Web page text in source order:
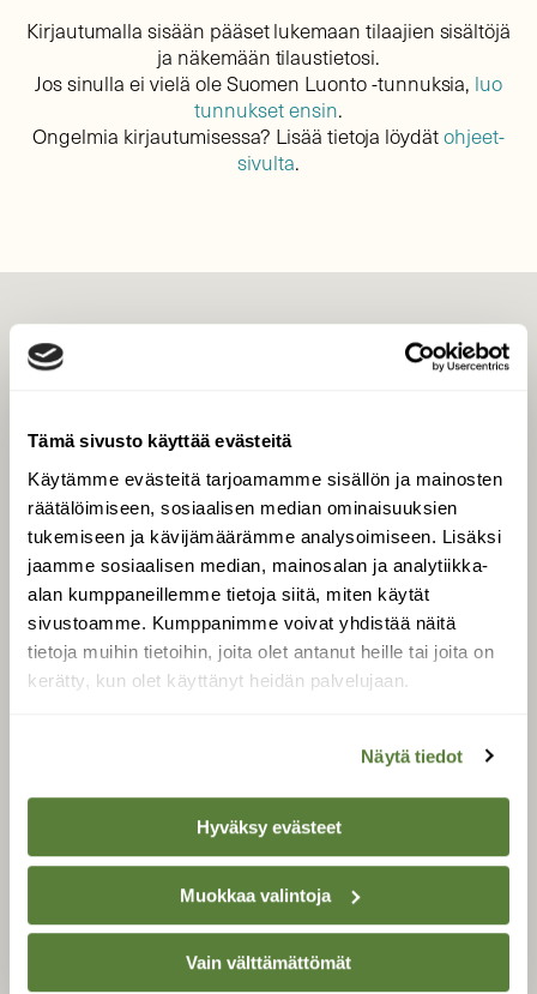
Tämä sivusto käyttää evästeitä
Käytämme evästeitä tarjoamamme sisällön ja mainosten
räätälöimiseen, sosiaalisen median ominaisuuksien
tukemiseen ja kävijämäärämme analysoimiseen. Lisäksi
jaamme sosiaalisen median, mainosalan ja analytiikka-
alan kumppaneillemme tietoja siitä, miten käytät
sivustoamme. Kumppanimme voivat yhdistää näitä
tietoja muihin tietoihin, joita olet antanut heille tai joita on
kerätty, kun olet käyttänyt heidän palvelujaan.
Näytä tiedot
Hyväksy evästeet
Muokkaa valintoja
Vain välttämättömät
Kirjautumalla sisään pääset lukemaan tilaajien sisältöjä
ja näkemään tilaustietosi.
Jos sinulla ei vielä ole Suomen Luonto -tunnuksia, luo
tunnukset ensin.
Ongelmia kirjautumisessa? Lisää tietoja löydätohjeet-
sivulta.
Tilaa digilukuoikeus
Äänestä parasta juttua
Tilaa uutiskirje
SUOMEN LUONNON­
SUOJELU­LIITTO
Suomen Luonto -lehden
luonnonsuojelu­liitto.